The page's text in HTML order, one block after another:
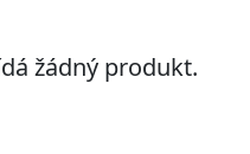
žádný produkt.